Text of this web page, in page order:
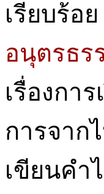
เรียบร้อ
อนุตรธร
เรื่องกา
การจาก
เขียนคำ